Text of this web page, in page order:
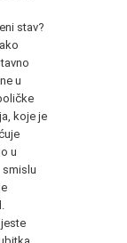
stav?
u
koje je
u